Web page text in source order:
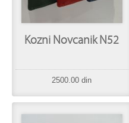
Kozni Novcanik N52
2500.00 din